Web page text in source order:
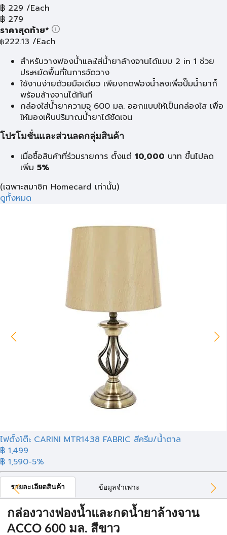
฿ 229 /Each
฿ 279
ราคาสุดท้าย*
฿222.13 /Each
สำหรับวางฟองน้ำและใส่น้ำยาล้างจานได้แบบ 2 in 1 ช่วย
ประหยัดพื้นที่ในการจัดวาง
ใช้งานง่ายด้วยมือเดียว เพียงกดฟองน้ำลงเพื่อปั๊มน้ำยาก็
พร้อมล้างจานได้ทันที
กล่องใส่น้ำยาความจุ 600 มล. ออกแบบให้เป็นกล่องใส เพื่อ
ให้มองเห็นปริมาณน้ำยาได้ชัดเจน
โปรโมชั่นและส่วนลดกลุ่มสินค้า
เมื่อซื้อสินค้าที่ร่วมรายการ ตั้งแต่ 10,000 บาท ขึ้นไปลด
เพิ่ม 5%
(เฉพาะสมาชิก Homecard เท่านั้น)
ดูทั้งหมด
ไฟตั้งโต๊ะ CARINI MTR1438 FABRIC สีครีม/น้ำตาล
฿ 1,499
฿ 1,590-5%
รายละเอียดสินค้า ข้อมูลจำเพาะ
กล่องวางฟองน้ำและกดน้ำยาล้างจาน
ACCO 600 มล. สีขาว